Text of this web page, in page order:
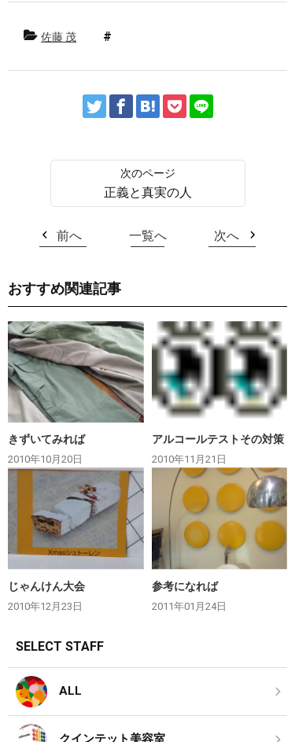
佐藤 茂
正義と真実の人
前へ 一覧へ 次へ
おすすめ関連記事
きずいてみれば
2010年10月20日
アルコールテストその対策
2010年11月21日
じゃんけん大会
2010年12月23日
参考になれば
2011年01月24日
SELECT STAFF
ALL
クインテット美容室